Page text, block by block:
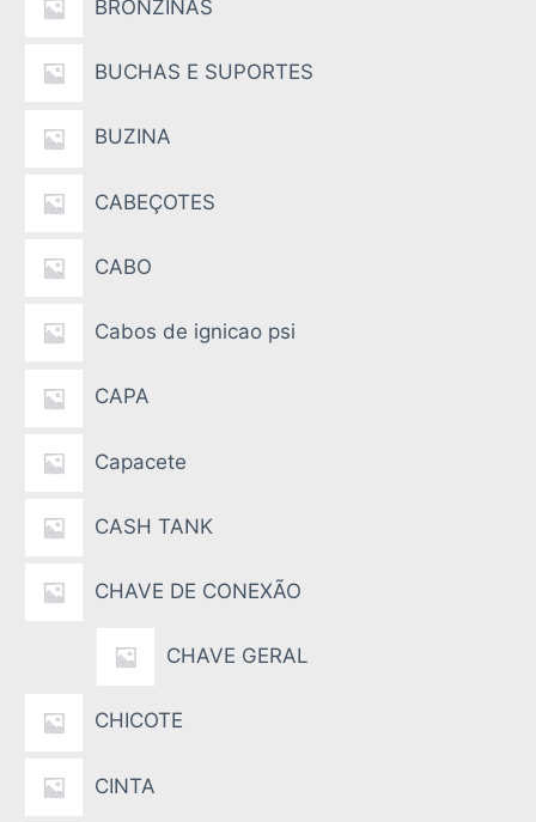
BRONZINAS
BUCHAS E SUPORTES
BUZINA
CABEÇOTES
CABO
Cabos de ignicao psi
CAPA
Capacete
CASH TANK
CHAVE DE CONEXÃO
CHAVE GERAL
CHICOTE
CINTA